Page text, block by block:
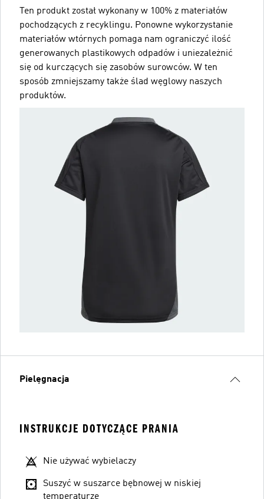
Ten produkt został wykonany w 100% z materiałów
pochodzących z recyklingu. Ponowne wykorzystanie
materiałów wtórnych pomaga nam ograniczyć ilość
generowanych plastikowych odpadów i uniezależnić
się od kurczących się zasobów surowców. W ten
sposób zmniejszamy także ślad węglowy naszych
produktów.
Pielęgnacja
INSTRUKCJE DOTYCZĄCE PRANIA
Nie używać wybielaczy
Suszyć w suszarce bębnowej w niskiej
temperaturze